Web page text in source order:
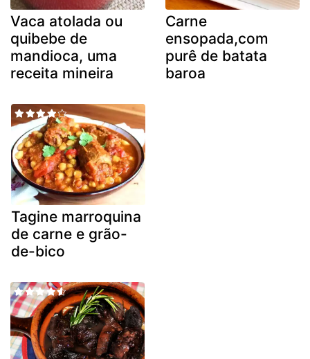
Vaca atolada ou
quibebe de
mandioca, uma
receita mineira
Carne
ensopada,com
purê de batata
baroa
Tagine marroquina
de carne e grão-
de-bico